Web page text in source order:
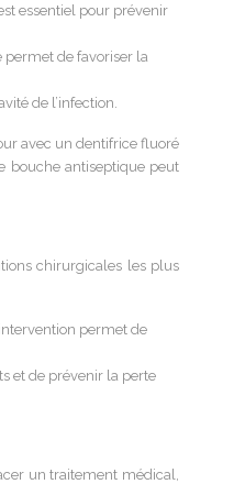
essentiel pour prévenir
permet de favoriser la
de l’infection.
avec un dentifrice fluoré
bouche antiseptique peut
chirurgicales les plus
permet de
et de prévenir la perte
un traitement médical,